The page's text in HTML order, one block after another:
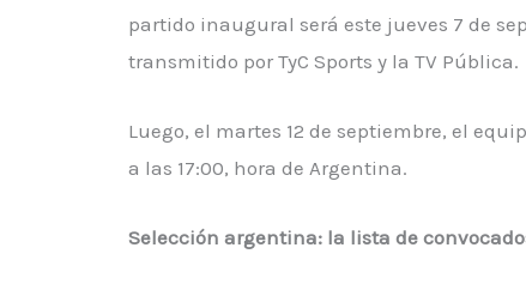
partido inaugural será este jueves 7 de
transmitido por TyC Sports y la TV Pública.
Luego, el martes 12 de septiembre, el
a las 17:00, hora de Argentina.
Selección argentina: la lista de